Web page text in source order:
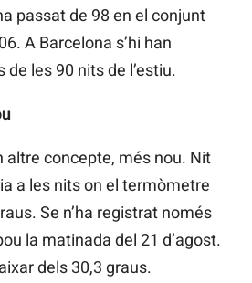
passat de 98 en el conjunt
A Barcelona s’hi han
les 90 nits de l’estiu.
altre concepte, més nou. Nit
a les nits on el termòmetre
Se n’ha registrat només
la matinada del 21 d’agost.
dels 30,3 graus.